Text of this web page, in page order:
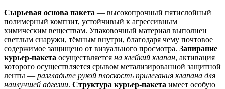
Сырьевая основа пакета — высокопрочный пятислойный
полимерный компзит, устойчивый к агрессивным
химическим веществам. Упаковочный материал выполнен
светлым снаружи, тёмным внутри, благодаря чему почтовое
содержимое защищено от визуального просмотра. Запирание
курьер-пакета осуществляется на клейкий клапан, активация
которого осуществляется срывом метализированной защитной
ленты — разгладьте рукой плоскость прилегания клапана для
наилучшей адгезии. Структура курьер-пакета имеет особую